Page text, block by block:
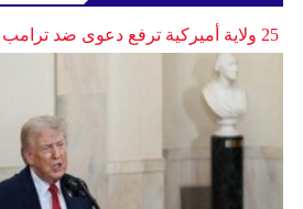
25 ولاية أميركية ترفع دعوى ضد ترامب بسبب الرسوم الجمركية